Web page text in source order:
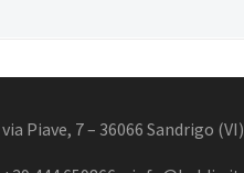
via Piave, 7 – 36066 Sandrigo (VI)